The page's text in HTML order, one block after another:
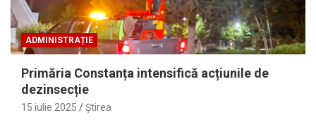
ADMINISTRAȚIE
Primăria Constanța intensifică acțiunile de
dezinsecție
15 iulie 2025 Ştirea